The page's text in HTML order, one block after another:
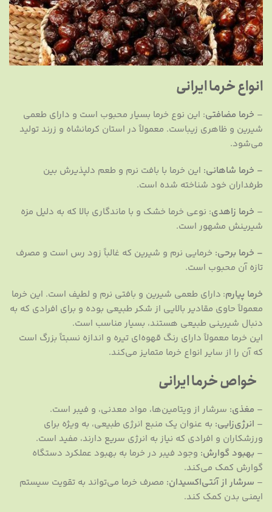
انواع خرما ایرانی
– خرما مضافتی: این نوع خرما بسیار محبوب است و دارای طعمی
شیرین و ظاهری زیباست. معمولاً در استان کرمانشاه و زرند تولید
می‌شود.
– خرما شاهانی: این خرما با بافت نرم و طعم دلپذیرش بین
طرفداران خود شناخته شده است.
– خرما زاهدی: نوعی خرما خشک و با ماندگاری بالا که به دلیل مزه
شیرینش مشهور است.
– خرما برحی: خرمایی نرم و شیرین که غالباً زود رس است و مصرف
تازه آن محبوب است.
خرما پیارم: دارای طعمی شیرین و بافتی نرم و لطیف است. این خرما
معمولاً حاوی مقادیر بالایی از شکر طبیعی بوده و برای افرادی که به
دنبال شیرینی طبیعی هستند، بسیار مناسب است.
این خرما معمولاً دارای رنگ قهوه‌ای تیره و اندازه نسبتاً بزرگ است
که آن را از سایر انواع خرما متمایز می‌کند.
خواص خرما ایرانی
– مغذی: سرشار از ویتامین‌ها، مواد معدنی، و فیبر است.
– انرژی‌زایی: به عنوان یک منبع انرژی طبیعی، به ویژه برای
ورزشکاران و افرادی که نیاز به انرژی سریع دارند، مفید است.
– بهبود گوارش: وجود فیبر در خرما به بهبود عملکرد دستگاه
گوارش کمک می‌کند.
– سرشار از آنتی‌اکسیدان: مصرف خرما می‌تواند به تقویت سیستم
ایمنی بدن کمک کند.